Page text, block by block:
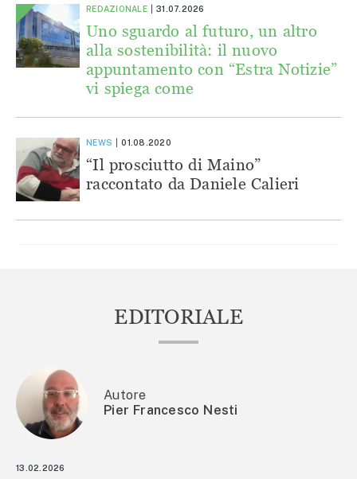
REDAZIONALE 31.07.2026
Uno sguardo al futuro, un altro
alla sostenibilità: il nuovo
appuntamento con “Estra Notizie”
vi spiega come
NEWS 01.08.2020
“Il prosciutto di Maino”
raccontato da Daniele Calieri
EDITORIALE
Autore
Pier Francesco Nesti
13.02.2026